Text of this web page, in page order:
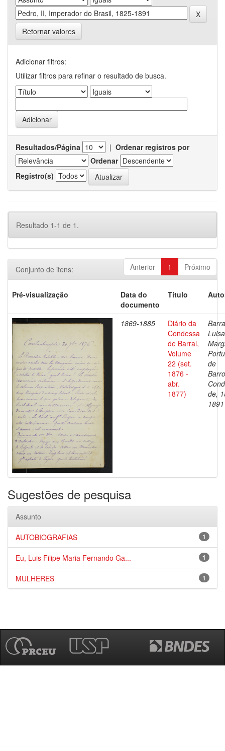
Retornar valores
Adicionar filtros:
Utilizar filtros para refinar o resultado de busca.
Resultados/Página | Ordenar registros por
Ordenar
Registro(s)
Resultado 1-1 de 1.
Anterior 1 Próximo
Conjunto de itens:
Pré-visualização
Data do
documento
Título
1869-1885
Diário da
Condessa
de Barral,
Volume
22 (set.
1876 -
abr.
1877)
Luisa
de
de,
1891
Sugestões de pesquisa
Assunto
1
AUTOBIOGRAFIAS
1
Eu, Luis Filipe Maria Fernando Ga...
1
MULHERES